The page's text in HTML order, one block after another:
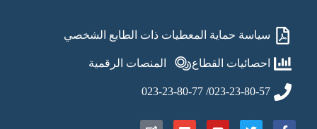
سياسة حماية المعطيات ذات الطابع الشخصي
احصائيات القطاع المنصات الرقمية
023-23-80-57/ 023-23-80-77